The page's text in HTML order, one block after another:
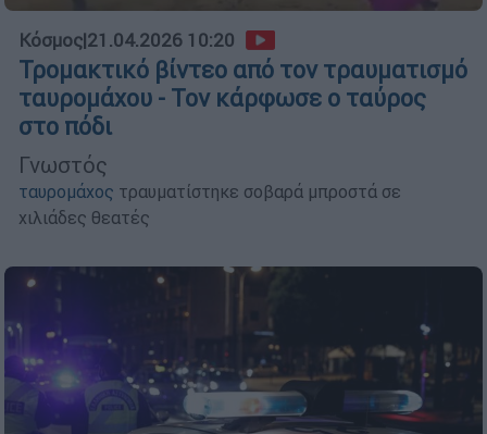
Κόσμος|21.04.2026 10:20
Τρομακτικό βίντεο από τον τραυματισμό
ταυρομάχου - Τον κάρφωσε ο ταύρος
στο πόδι
Γνωστός
ταυρομάχος τραυματίστηκε σοβαρά μπροστά σε
χιλιάδες θεατές